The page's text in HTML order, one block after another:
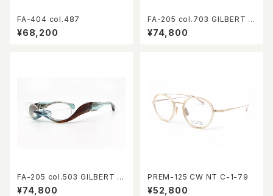
FA-404 col.487
¥68,200
FA-205 col.703 GILBERT E
YEWEAR 10th Anniversary l
imited
¥74,800
FA-205 col.503 GILBERT E
YEWEAR 10th Anniversary l
¥74,800
PREM-125 CW NT C-1-79
¥52,800